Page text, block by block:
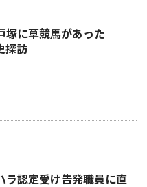
に草競馬があった
探訪
ラ認定受け告発職員に直